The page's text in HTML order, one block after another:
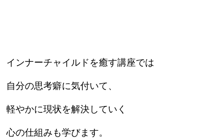
インナーチャイルドを癒す講座では
自分の思考癖に気付いて、
軽やかに現状を解決していく
心の仕組みも学びます。